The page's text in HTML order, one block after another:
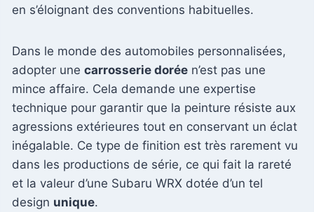
en s’éloignant des conventions habituelles.
Dans le monde des automobiles personnalisées,
adopter une carrosserie dorée n’est pas une
mince affaire. Cela demande une expertise
technique pour garantir que la peinture résiste aux
agressions extérieures tout en conservant un éclat
inégalable. Ce type de finition est très rarement vu
dans les productions de série, ce qui fait la rareté
et la valeur d’une Subaru WRX dotée d’un tel
design unique.